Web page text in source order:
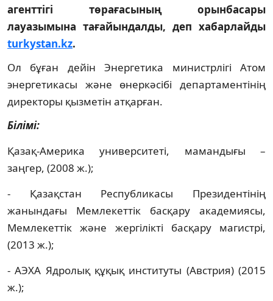
агенттігі төрағасының орынбасары
лауазымына тағайындалды, деп хабарлайды
turkystan.kz.
Ол бұған дейін Энергетика министрлігі Атом
энергетикасы және өнеркәсібі департаментінің
директоры қызметін атқарған.
Білімі:
Қазақ-Америка университеті, мамандығы –
заңгер, (2008 ж.);
- Қазақстан Республикасы Президентінің
жанындағы Мемлекеттік басқару академиясы,
Мемлекеттік және жергілікті басқару магистрі,
(2013 ж.);
- АЭХА Ядролық құқық институты (Австрия) (2015
ж.);